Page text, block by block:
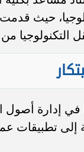
حيث
من
في إدارة أصول
تطبيقات